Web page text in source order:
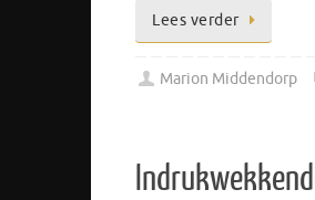
Lees verder
Marion Middendorp